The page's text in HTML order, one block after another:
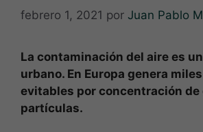
febrero 1, 2021 por Juan Pablo
La contaminación del aire es
urbano. En Europa genera
evitables por concentración de
partículas.